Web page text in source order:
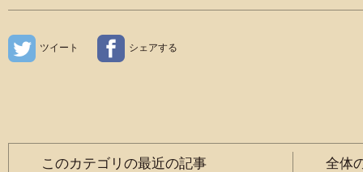
ツイート シェアする
このカテゴリの最近の記事
全体